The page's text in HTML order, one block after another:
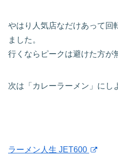
やはり人気店なだけあって
ました。
行くならピークは避けた方が
次は「カレーラーメン」にし
ラーメン人生 JET600